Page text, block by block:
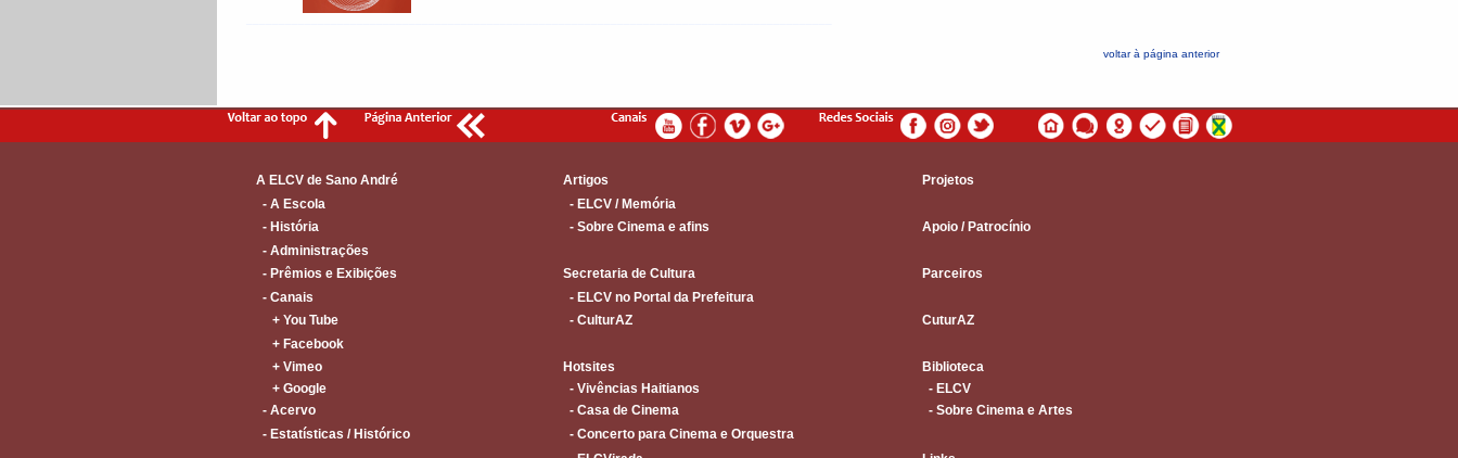
voltar à página anterior
A ELCV de Sano André Artigos
Projetos
- A Escola
- ELCV / Memória
- História
- Sobre Cinema e afins
Apoio / Patrocínio
- Administrações
- Prêmios e Exibições
Secretaria de Cultura
Parceiros
- Canais
- ELCV no Portal da Prefeitura
+ You Tube
- CulturAZ
CuturAZ
+ Facebook
+ Vimeo
Hotsites
Biblioteca
+ Google
- Vivências Haitianos
- ELCV
- Acervo
- Casa de Cinema
- Sobre Cinema e Artes
- Estatísticas / Histórico
- Concerto para Cinema e Orquestra